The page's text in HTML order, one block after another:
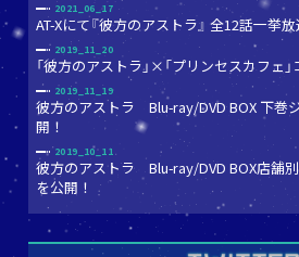
2021_06_17
AT-Xにて『彼方のアストラ』 全12話一挙
2019_11_20
「彼方のアストラ」×「プリンセスカフェ
2019_11_19
彼方のアストラ Blu-ray/DVD BOX 下巻
開！
2019_10_11
彼方のアストラ Blu-ray/DVD BOX店舗
を公開！